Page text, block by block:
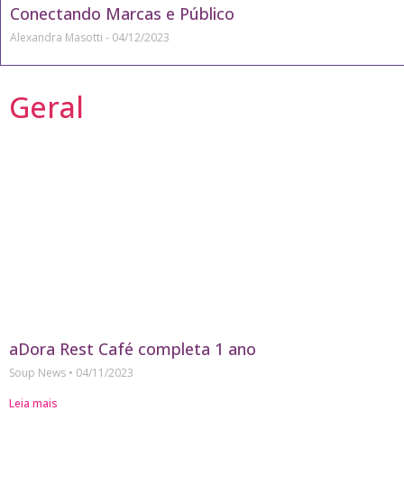
Conectando Marcas e Público
Alexandra Masotti 04/12/2023
Geral
aDora Rest Café completa 1 ano
Soup News
04/11/2023
Leia mais